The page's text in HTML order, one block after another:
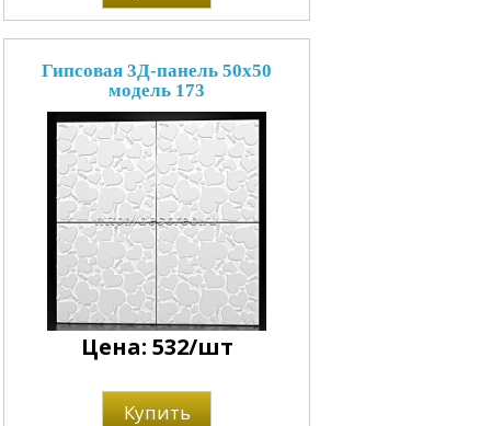
Гипсовая 3Д-панель 50x50
модель 173
Цена: 532/шт
Купить